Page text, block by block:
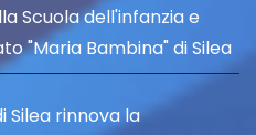
Scuola dell'infanzia e
"Maria Bambina" di Silea
Silea rinnova la